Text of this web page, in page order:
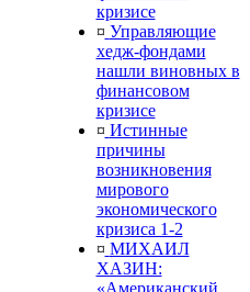
кризисе
¤ Управляющие
хедж-фондами
нашли виновных в
финансовом
кризисе
¤ Истинные
причины
возникновения
мирового
экономического
кризиса 1-2
¤ МИХАИЛ
ХАЗИН:
«Американский